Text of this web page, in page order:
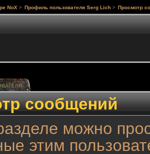
NoX > Профиль пользователя Serg Lich > Просмотр
сообщений
можно
этим